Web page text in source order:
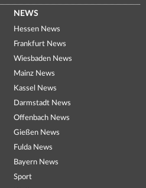
NEWS
Hessen News
Frankfurt News
Wiesbaden News
Mainz News
Kassel News
Darmstadt News
Offenbach News
Gießen News
Fulda News
Bayern News
Sport